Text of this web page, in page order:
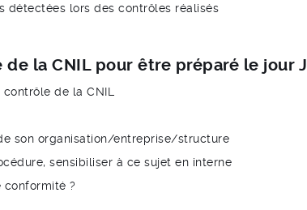
détectées lors des contrôles réalisés
la CNIL pour être préparé le jour J
de la CNIL
son organisation/entreprise/structure
sensibiliser à ce sujet en interne
conformité ?